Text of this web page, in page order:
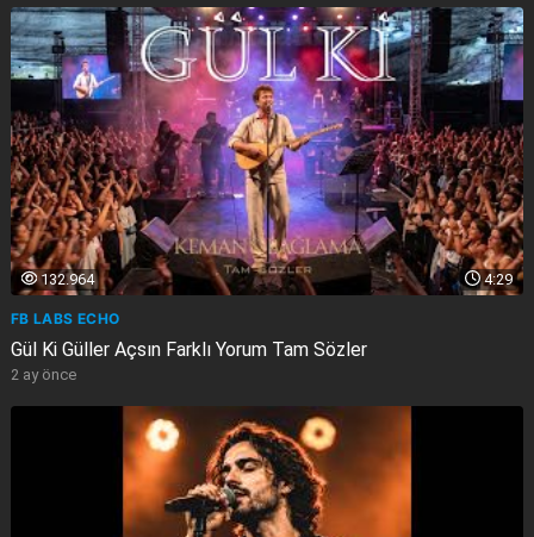
4:29
132.964
FB LABS ECHO
Gül Ki Güller Açsın Farklı Yorum Tam Sözler
2 ay önce